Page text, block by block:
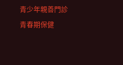
青少年親善門診
青春期保健